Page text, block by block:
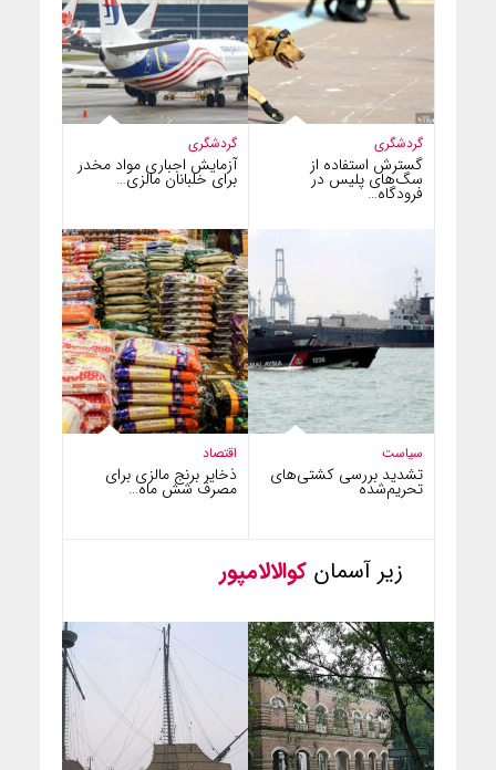
گردشگری
آزمایش اجباری مواد مخدر
برای خلبانان مالزی…
گردشگری
گسترش استفاده از
سگ‌های پلیس در
فرودگاه…
اقتصاد
ذخایر برنج مالزی برای
مصرف شش ماه…
سیاست
تشدید بررسی کشتی‌های
تحریم‌شده
زیر آسمان کوالالامپور